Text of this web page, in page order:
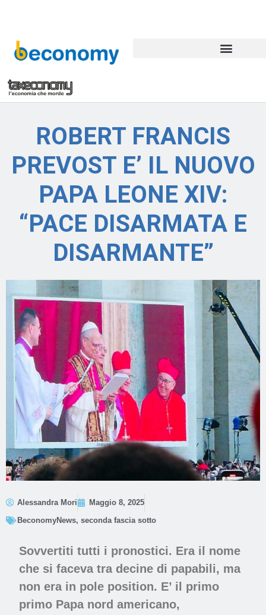
ROBERT FRANCIS
PREVOST E’ IL NUOVO
PAPA LEONE XIV:
“PACE DISARMATA E
DISARMANTE”
Alessandra Mori
Maggio 8, 2025
BeconomyNews, seconda fascia sotto
Sovvertiti tutti i pronostici. Era il nome
che si faceva tra decine di papabili, ma
non era in pole position. E’ il primo
primo Papa nord americano,